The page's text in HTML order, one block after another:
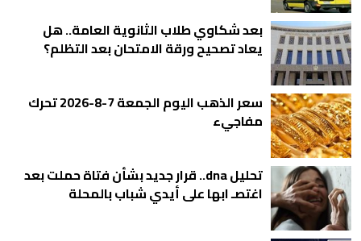
بعد شكاوي طلاب الثانوية العامة.. هل
يعاد تصحيح ورقة الامتحان بعد التظلم؟
سعر الذهب اليوم الجمعة 7-8-2026 تحرك
مفاجيء
تحليل dna.. قرار جديد بشأن فتاة حملت بعد
اغتصـ ابها على أيدي شباب بالمحلة